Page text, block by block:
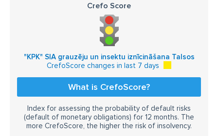
Crefo Score
"KPK" SIA grauzēju un insektu iznīcināšana Talsos
CrefoScore changes in last 7 days
What is CrefoScore?
Index for assessing the probability of default risks
(default of monetary obligations) for 12 months. The
more CrefoScore, the higher the risk of insolvency.